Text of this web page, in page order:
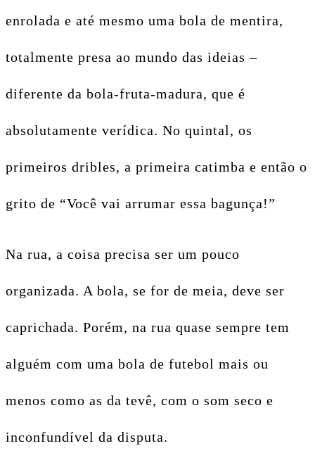
enrolada e até mesmo uma bola de mentira,
totalmente presa ao mundo das ideias –
diferente da bola-fruta-madura, que é
absolutamente verídica. No quintal, os
primeiros dribles, a primeira catimba e então o
grito de “Você vai arrumar essa bagunça!”
Na rua, a coisa precisa ser um pouco
organizada. A bola, se for de meia, deve ser
caprichada. Porém, na rua quase sempre tem
alguém com uma bola de futebol mais ou
menos como as da tevê, com o som seco e
inconfundível da disputa.